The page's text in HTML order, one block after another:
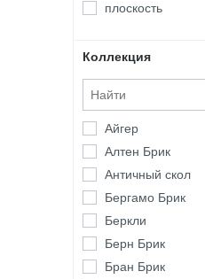
плоскость
Коллекция
Айгер
Алтен Брик
Античный скол
Бергамо Брик
Беркли
Берн Брик
Бран Брик